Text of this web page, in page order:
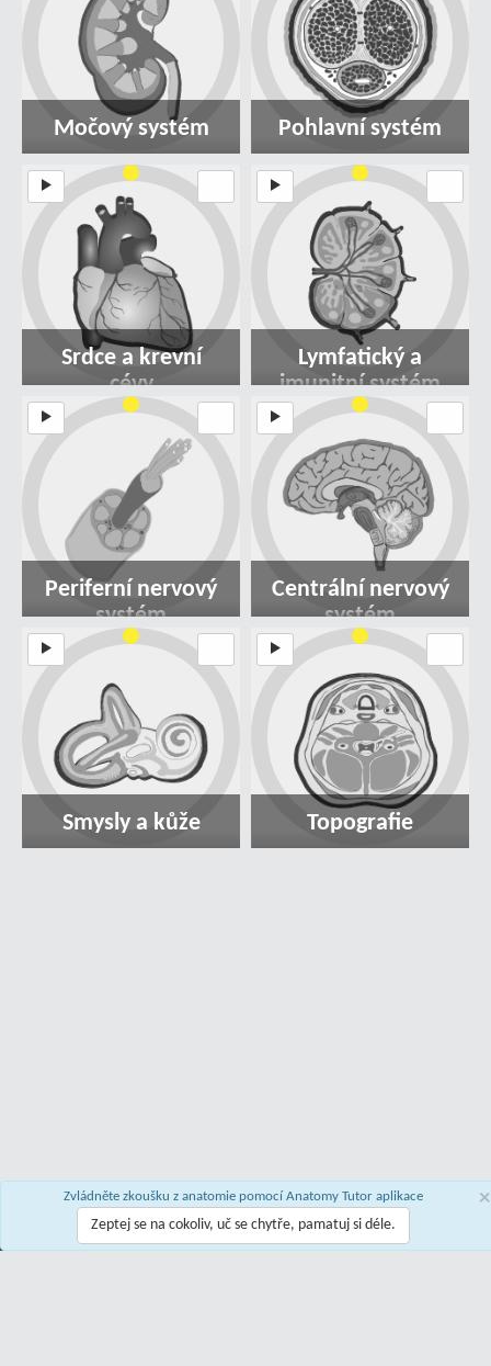
Močový systém Pohlavní systém
Srdce a krevní
cévy
Lymfatický a
imunitní systém
Periferní nervový
systém
Centrální nervový
systém
Smysly a kůže Topografie
×
Zvládněte zkoušku z anatomie pomocí Anatomy Tutor aplikace
Zeptej se na cokoliv, uč se chytře, pamatuj si déle.
Podmínky použití Zásady ochrany osobních údajů